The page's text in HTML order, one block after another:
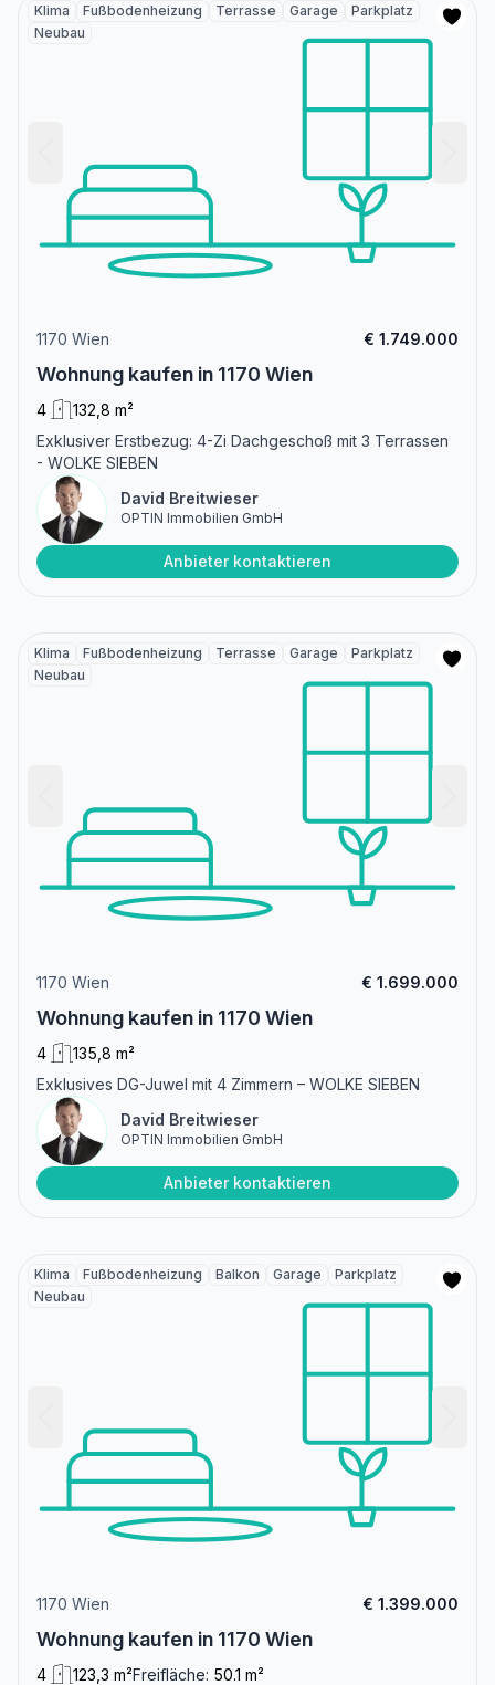
Klima Fußbodenheizung Terrasse Garage
Parkplatz
Neubau
1170 Wien € 1.749.000
Wohnung kaufen in 1170 Wien
4
132,8 m²
Exklusiver Erstbezug: 4-Zi Dachgeschoß mit 3 Terrassen
- WOLKE SIEBEN
David Breitwieser
OPTIN Immobilien GmbH
Anbieter kontaktieren
Klima Fußbodenheizung Terrasse Garage
Parkplatz
Neubau
1170 Wien € 1.699.000
Wohnung kaufen in 1170 Wien
4
135,8 m²
Exklusives DG-Juwel mit 4 Zimmern – WOLKE SIEBEN
David Breitwieser
OPTIN Immobilien GmbH
Anbieter kontaktieren
Klima Fußbodenheizung Balkon Garage
Parkplatz
Neubau
1170 Wien € 1.399.000
Wohnung kaufen in 1170 Wien
4 123,3 m²Freifläche: 50.1 m²